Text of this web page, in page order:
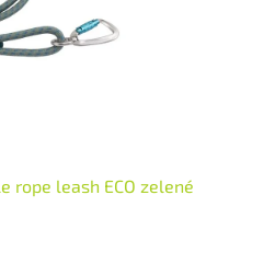
rope leash ECO zelené